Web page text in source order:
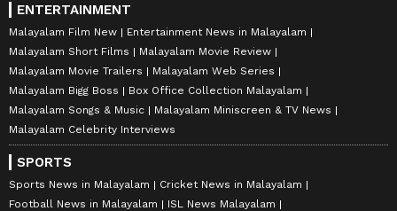
ENTERTAINMENT
Malayalam Film New
Entertainment News in Malayalam
Malayalam Short Films
Malayalam Movie Review
Malayalam Movie Trailers
Malayalam Web Series
Malayalam Bigg Boss
Box Office Collection Malayalam
Malayalam Songs & Music
Malayalam Miniscreen & TV News
Malayalam Celebrity Interviews
SPORTS
Sports News in Malayalam
Cricket News in Malayalam
Football News in Malayalam
ISL News Malayalam